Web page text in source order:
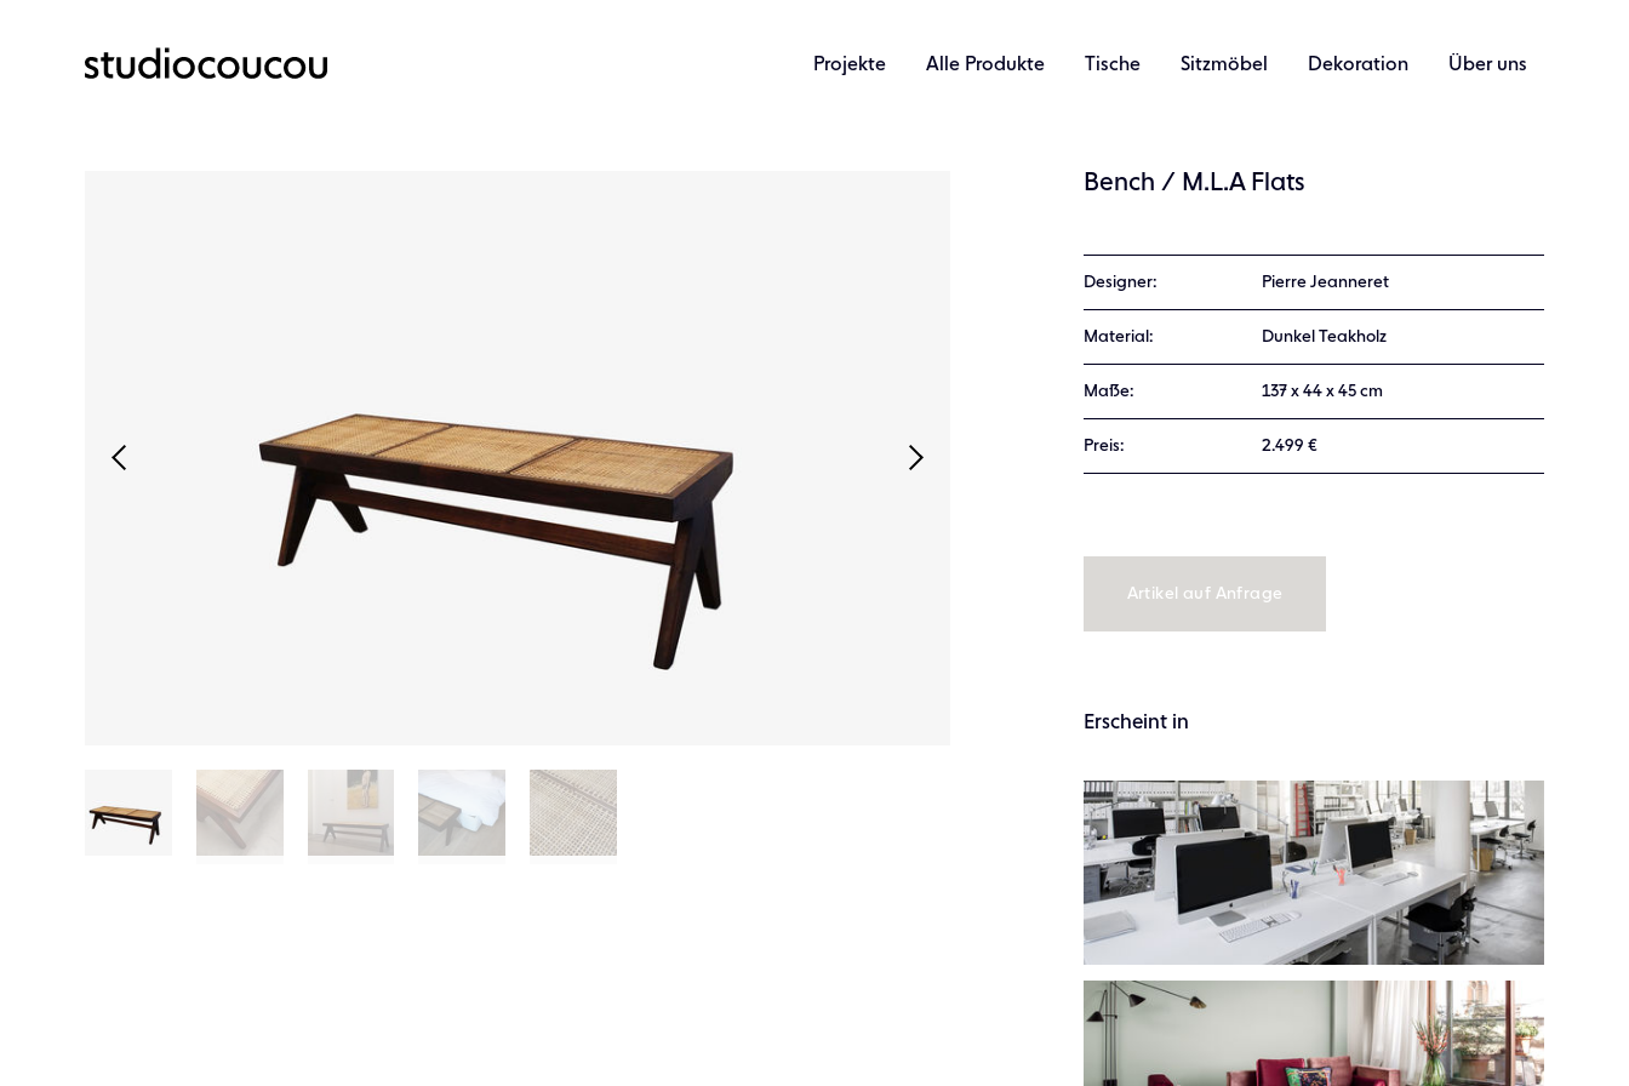
Projekte Alle Produkte Tische Sitzmöbel Dekoration Über uns
Bench / M.L.A Flats
Designer: Pierre Jeanneret
Material: Dunkel Teakholz
Maße: 137 x 44 x 45 cm
Preis: 2.499 €
Artikel auf Anfrage
Erscheint in